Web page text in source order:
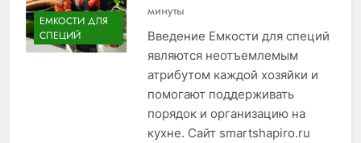
ЕМКОСТИ ДЛЯ
СПЕЦИЙ
минуты
Введение Емкости для специй
являются неотъемлемым
атрибутом каждой хозяйки и
помогают поддерживать
порядок и организацию на
кухне. Сайт smartshapiro.ru